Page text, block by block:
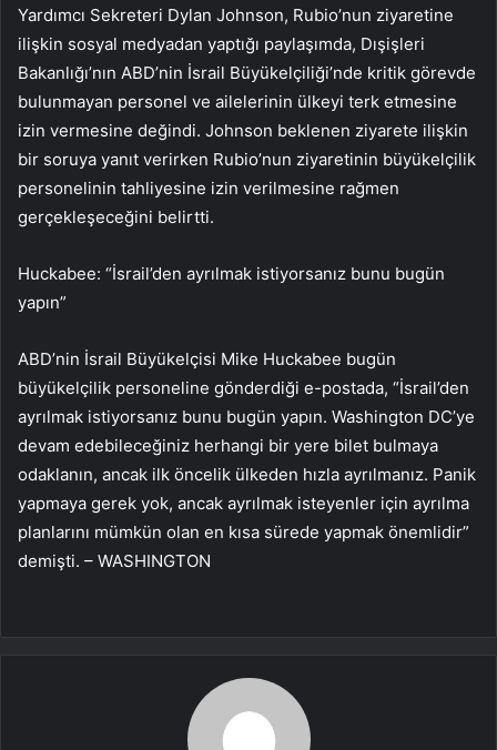
Yardımcı Sekreteri Dylan Johnson, Rubio’nun ziyaretine
ilişkin sosyal medyadan yaptığı paylaşımda, Dışişleri
Bakanlığı’nın ABD’nin İsrail Büyükelçiliği’nde kritik görevde
bulunmayan personel ve ailelerinin ülkeyi terk etmesine
izin vermesine değindi. Johnson beklenen ziyarete ilişkin
bir soruya yanıt verirken Rubio’nun ziyaretinin büyükelçilik
personelinin tahliyesine izin verilmesine rağmen
gerçekleşeceğini belirtti.
Huckabee: “İsrail’den ayrılmak istiyorsanız bunu bugün
yapın”
ABD’nin İsrail Büyükelçisi Mike Huckabee bugün
büyükelçilik personeline gönderdiği e-postada, “İsrail’den
ayrılmak istiyorsanız bunu bugün yapın. Washington DC’ye
devam edebileceğiniz herhangi bir yere bilet bulmaya
odaklanın, ancak ilk öncelik ülkeden hızla ayrılmanız. Panik
yapmaya gerek yok, ancak ayrılmak isteyenler için ayrılma
planlarını mümkün olan en kısa sürede yapmak önemlidir”
demişti. – WASHINGTON